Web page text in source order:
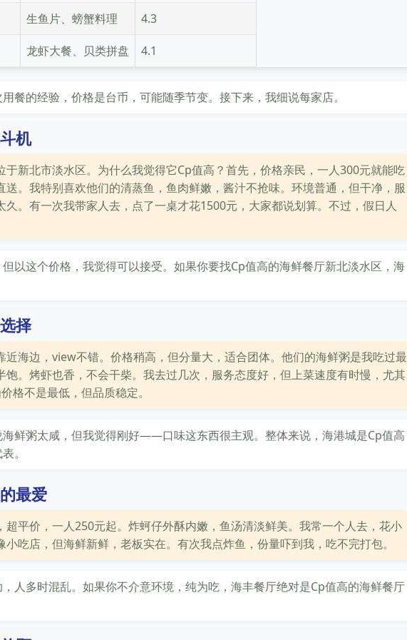
生鱼片、螃蟹料理 4.3
龙虾大餐、贝类拼盘 4.1
餐的经验，价格是台币，可能随季节变。接下来，我细说每家店。
机
于新北市淡水区。为什么我觉得它Cp值高？首先，价格亲民，一人300元就能吃
送。我特别喜欢他们的清蒸鱼，鱼肉鲜嫩，酱汁不抢味。环境普通，但干净，服
久。有一次我带家人去，点了一桌才花1500元，大家都说划算。不过，假日人
以这个价格，我觉得可以接受。如果你要找Cp值高的海鲜餐厅新北淡水区，海
择
近海边，view不错。价格稍高，但分量大，适合团体。他们的海鲜粥是我吃过最
饱。烤虾也香，不会干柴。我去过几次，服务态度好，但上菜速度有时慢，尤其
格不是最低，但品质稳定。
鲜粥太咸，但我觉得刚好——口味这东西很主观。整体来说，海港城是Cp值高
。
最爱
超平价，一人250元起。炸蚵仔外酥内嫩，鱼汤清淡鲜美。我常一个人去，花小
吃店，但海鲜新鲜，老板实在。有次我点炸鱼，份量吓到我，吃不完打包。
人多时混乱。如果你不介意环境，纯为吃，海丰餐厅绝对是Cp值高的海鲜餐厅